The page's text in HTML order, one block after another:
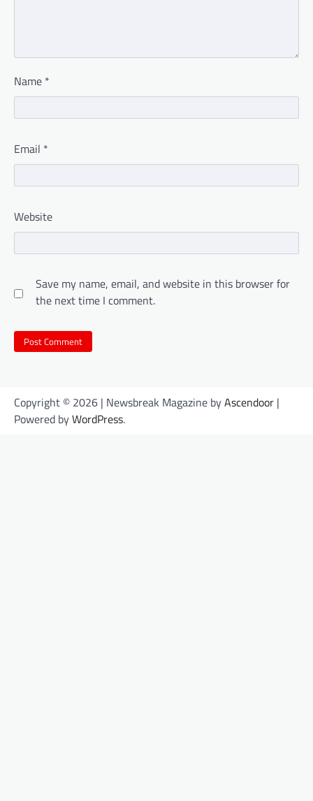
Name *
Email *
Website
Save my name, email, and website in this browser for
the next time I comment.
Copyright © 2026 | Newsbreak Magazine byAscendoor |
Powered byWordPress.